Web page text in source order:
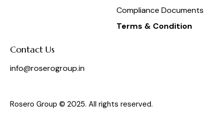
Compliance Documents
Terms & Condition
Contact Us
info@roserogroup.in
Rosero Group © 2025. All rights reserved.